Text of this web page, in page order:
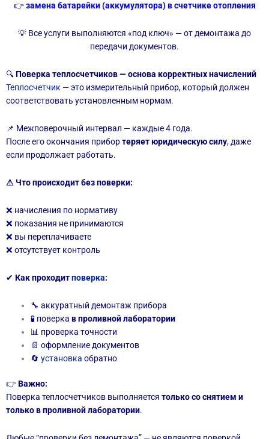
👉замена батарейки (аккумулятора) в счетчике отопления
💡 Все услуги выполняются «под ключ» — от демонтажа до
передачи документов.
🔍Поверка теплосчетчиков — основа корректных начислений
Теплосчетчик — это измерительный прибор, который должен
соответствовать установленным нормам.
📌 Межповерочный интервал — каждые 4 года.
После его окончания прибортеряет юридическую силу, даже
если продолжает работать.
⚠ Что происходит без поверки:
❌ начисления по нормативу
❌ показания не принимаются
❌ вы переплачиваете
❌ отсутствует контроль
✔ Как проходитповерка:
🔧 аккуратный демонтаж прибора
🧪 поверкав проливной лаборатории
📊 проверка точности
📄 оформление документов
🔄установка обратно
👉Важно:
Поверка теплосчетчиков выполняется только со снятием и
только в проливной лаборатории.